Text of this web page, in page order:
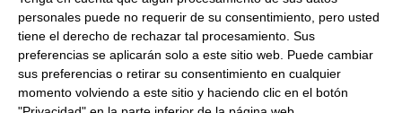
personales puede no requerir de su consentimiento, pero usted
tiene el derecho de rechazar tal procesamiento. Sus
preferencias se aplicarán solo a este sitio web. Puede cambiar
sus preferencias o retirar su consentimiento en cualquier
momento volviendo a este sitio y haciendo clic en el botón
10.01 €
Comprar